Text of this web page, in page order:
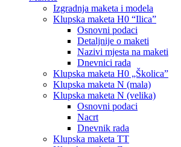
Izgradnja maketa i modela
Klupska maketa H0 “Ilica”
Osnovni podaci
Detaljnije o maketi
Nazivi mjesta na maketi
Dnevnici rada
Klupska maketa H0 „Školica”
Klupska maketa N (mala)
Klupska maketa N (velika)
Osnovni podaci
Nacrt
Dnevnik rada
Klupska maketa TT